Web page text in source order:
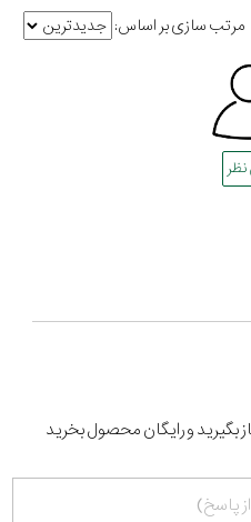
مرتب سازی بر اساس:
بگیرید و رایگان محصول بخرید